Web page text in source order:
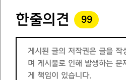
한줄의견 99